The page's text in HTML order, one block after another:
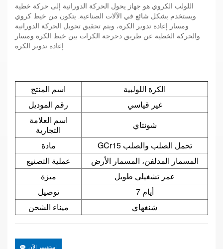
اللولب الكروي هو جهاز يحول الحركة الدورانية إلى حركة خطية
ويستخدم بشكل شائع في الآلات الصناعية. يتكون من خيط كروي
ومسار إعادة تدوير الكرة، ويتم تحقيق تحويل الحركة الدورانية
والحركة الخطية عن طريق دحرجة الكرات بين خيط الكرة ومسار
إعادة تدوير الكرة
اسم المنتج
الكرة اللولبية
رقم الموديل
غير قياسي
اسم العلامة
التجارية
شونتاي
مادة
GCr15 تحمل الصلب والصلب
عملية التصنيع
المسمار المدلفن، المسمار الأرض
ميزة
عمر تشغيلي طويل
توصيل
7 أيام
ميناء الشحن
شنغهاي